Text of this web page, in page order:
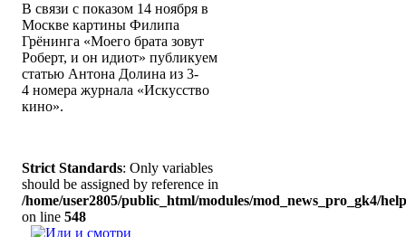
В связи с показом 14 ноября в
Москве картины Филипа
Грёнинга «Моего брата зовут
Роберт, и он идиот» публикуем
статью Антона Долина из 3-
4 номера журнала «Искусство
кино».
Strict Standards: Only variables
should be assigned by reference in
/home/user2805/public_html/modules/mod_news_pro_gk4/
on line 548